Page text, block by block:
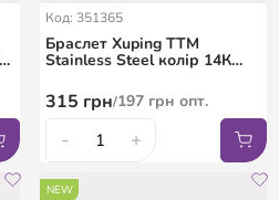
Код: 351365
Браслет Xuping ТТМ
Stainless Steel колір 14К
315 грн/197 грн опт.
- +
NEW